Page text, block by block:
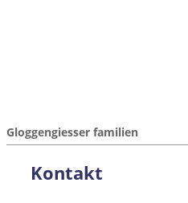
Gloggengiesser familien
Kontakt